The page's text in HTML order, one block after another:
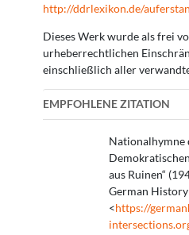
http://ddrlexikon.de/
Dieses Werk wurde als frei
urheberrechtlichen
einschließlich aller
EMPFOHLENE ZITATION
Nationalhymne
aus Ruinen“
German
<https://